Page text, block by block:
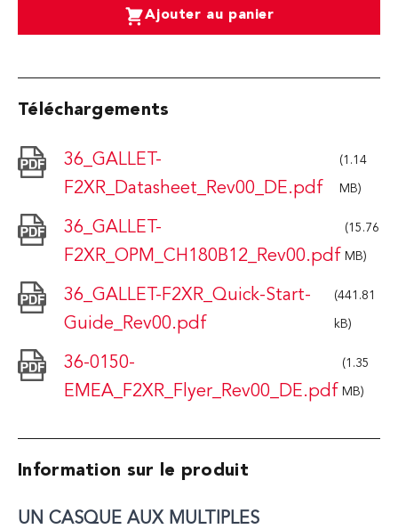
Ajouter au panier
Information sur le produit
UN CASQUE AUX MULTIPLES
Téléchargements
36_GALLET-
F2XR_Datasheet_Rev00_DE.pdf
(1.14
MB)
36_GALLET-
F2XR_OPM_CH180B12_Rev00.pdf
(15.76
MB)
36_GALLET-F2XR_Quick-Start-
Guide_Rev00.pdf
(441.81
kB)
36-0150-
EMEA_F2XR_Flyer_Rev00_DE.pdf
(1.35
MB)